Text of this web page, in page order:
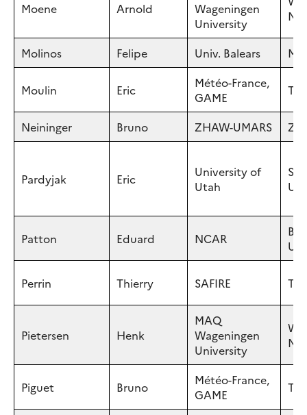
Moene Arnold
Wageningen
University
NE
Molinos Felipe Univ. Balears
Moulin Eric
Météo-France,
GAME
Neininger Bruno ZHAW-UMARS
Pardyjak Eric
University of
Utah
Patton Eduard NCAR
Perrin Thierry SAFIRE
Pietersen Henk
MAQ
Wageningen
University
NE
Piguet Bruno
Météo-France,
GAME